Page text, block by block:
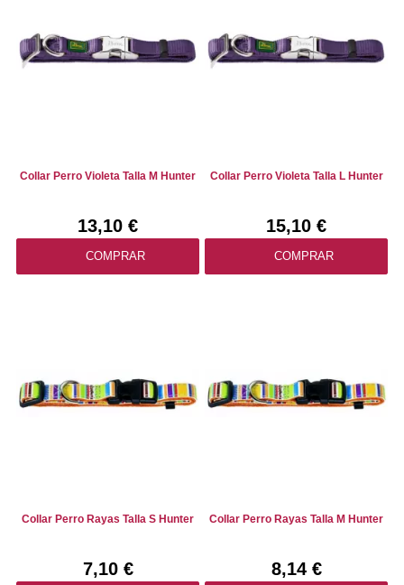
Collar Perro Violeta Talla M Hunter
13,10 €
COMPRAR
Collar Perro Violeta Talla L Hunter
15,10 €
COMPRAR
Collar Perro Rayas Talla S Hunter
7,10 €
Collar Perro Rayas Talla M Hunter
8,14 €